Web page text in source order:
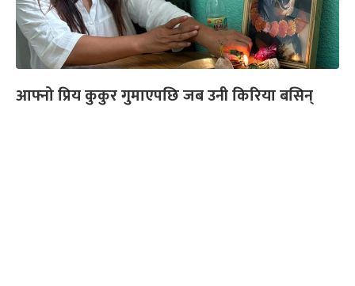
आफ्नो प्रिय कुकुर गुमाएपछि जब उनी किरिया बसिन्